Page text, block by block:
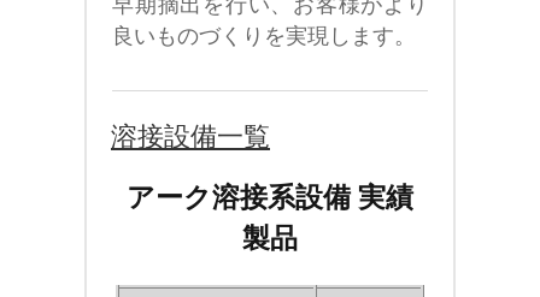
良いものづくりを実現します。
溶接設備一覧
アーク溶接系設備 実績
製品